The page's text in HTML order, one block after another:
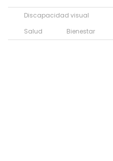
Discapacidad visual
Salud
Bienestar